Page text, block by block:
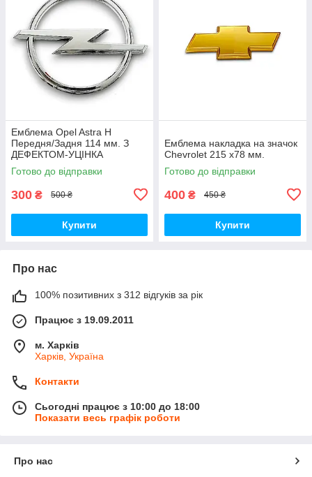
Емблема Opel Astra H
Передня/Задня 114 мм. З
ДЕФЕКТОМ-УЦІНКА
Готово до відправки
300 ₴ 500 ₴
Купити
Емблема накладка на значок
Chevrolet 215 х78 мм.
Готово до відправки
400 ₴ 450 ₴
Купити
Про нас
100% позитивних з 312 відгуків за рік
Працює з 19.09.2011
м. Харків
Харків, Україна
Контакти
Сьогодні працює з 10:00 до 18:00
Показати весь графік роботи
Про нас